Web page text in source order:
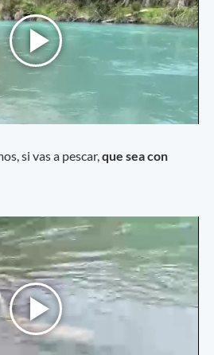
si vas a pescar,que sea con